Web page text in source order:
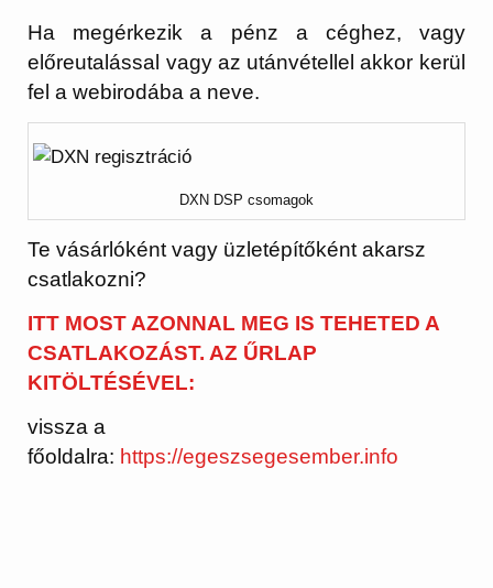
Ha megérkezik a pénz a céghez, vagy
előreutalással vagy az utánvétellel akkor kerül
fel a webirodába a neve.
DXN DSP csomagok
Te vásárlóként vagy üzletépítőként akarsz
csatlakozni?
ITT MOST AZONNAL MEG IS TEHETED A
CSATLAKOZÁST. AZ ŰRLAP
KITÖLTÉSÉVEL:
vissza a
főoldalra: https://egeszsegesember.info